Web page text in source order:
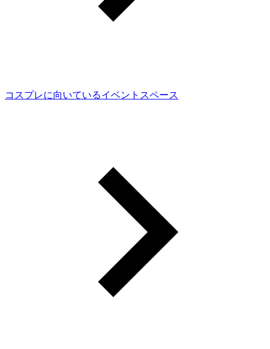
コスプレに向いているイベントスペース